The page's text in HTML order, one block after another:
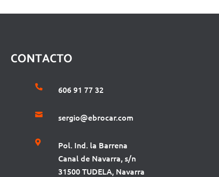
CONTACTO
 606 91 77 32
 sergio@ebrocar.com

Pol. Ind. la Barrena
Canal de Navarra, s/n
31500 TUDELA, Navarra